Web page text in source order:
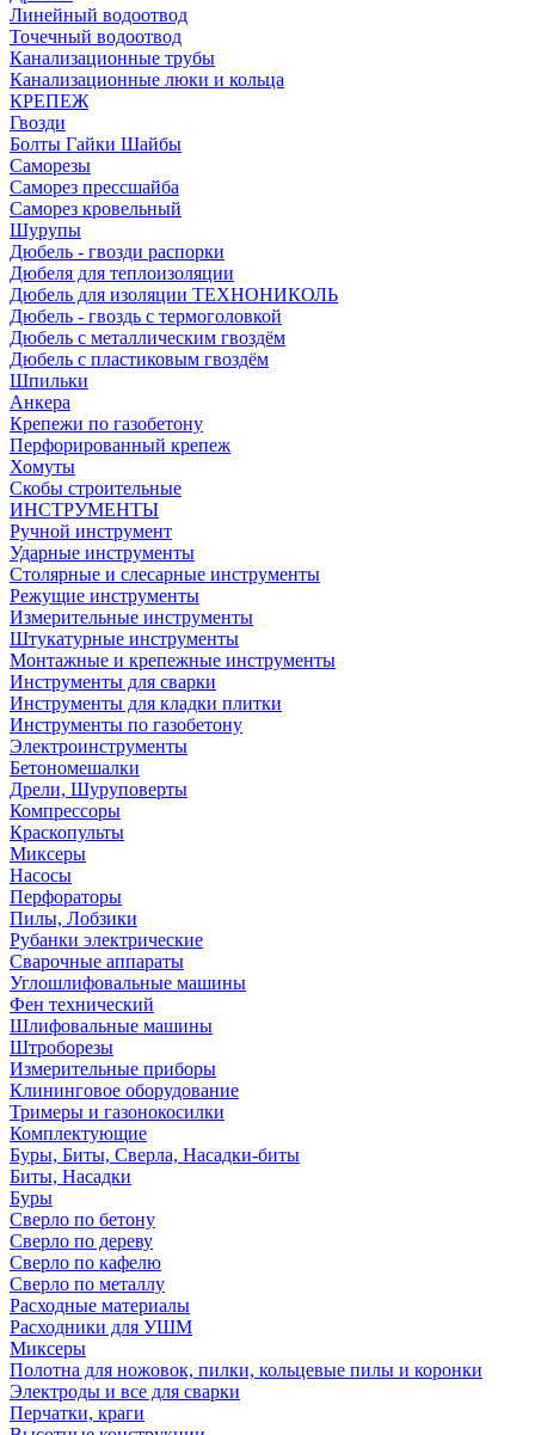
Линейный водоотвод
Точечный водоотвод
Канализационные трубы
Канализационные люки и кольца
КРЕПЕЖ
Гвозди
Болты Гайки Шайбы
Саморезы
Саморез прессшайба
Саморез кровельный
Шурупы
Дюбель - гвозди распорки
Дюбеля для теплоизоляции
Дюбель для изоляции ТЕХНОНИКОЛЬ
Дюбель - гвоздь с термоголовкой
Дюбель с металлическим гвоздём
Дюбель с пластиковым гвоздём
Шпильки
Анкера
Крепежи по газобетону
Перфорированный крепеж
Хомуты
Скобы строительные
ИНСТРУМЕНТЫ
Ручной инструмент
Ударные инструменты
Столярные и слесарные инструменты
Режущие инструменты
Измерительные инструменты
Штукатурные инструменты
Монтажные и крепежные инструменты
Инструменты для сварки
Инструменты для кладки плитки
Инструменты по газобетону
Электроинструменты
Бетономешалки
Дрели, Шуруповерты
Компрессоры
Краскопульты
Миксеры
Насосы
Перфораторы
Пилы, Лобзики
Рубанки электрические
Сварочные аппараты
Углошлифовальные машины
Фен технический
Шлифовальные машины
Штроборезы
Измерительные приборы
Клининговое оборудование
Тримеры и газонокосилки
Комплектующие
Буры, Биты, Сверла, Насадки-биты
Биты, Насадки
Буры
Сверло по бетону
Сверло по дереву
Сверло по кафелю
Сверло по металлу
Расходные материалы
Расходники для УШМ
Миксеры
Полотна для ножовок, пилки, кольцевые пилы и коронки
Электроды и все для сварки
Перчатки, краги